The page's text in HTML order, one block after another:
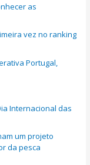
as
vez no ranking
Portugal,
Internacional das
um projeto
da pesca